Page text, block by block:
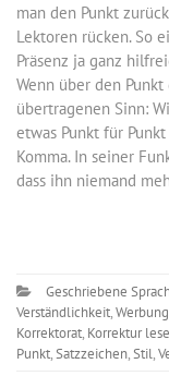
man den Punkt
Lektoren rücken. So
Präsenz ja ganz
Wenn über den
übertragenen Sinn:
etwas Punkt für
Komma. In seiner
dass ihn niemand
Geschriebene
Verständlichkeit,Werbung
Korrektorat, Korrektur
Punkt,Satzzeichen,Stil,